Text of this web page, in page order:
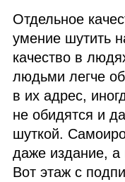
Отдельное
умение шутить
качество в
людьми легче
в их адрес,
не обидятся и
шуткой.
даже издание, а
Вот этаж с